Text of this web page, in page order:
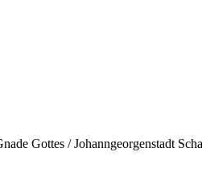
Gottes / Johanngeorgenstadt